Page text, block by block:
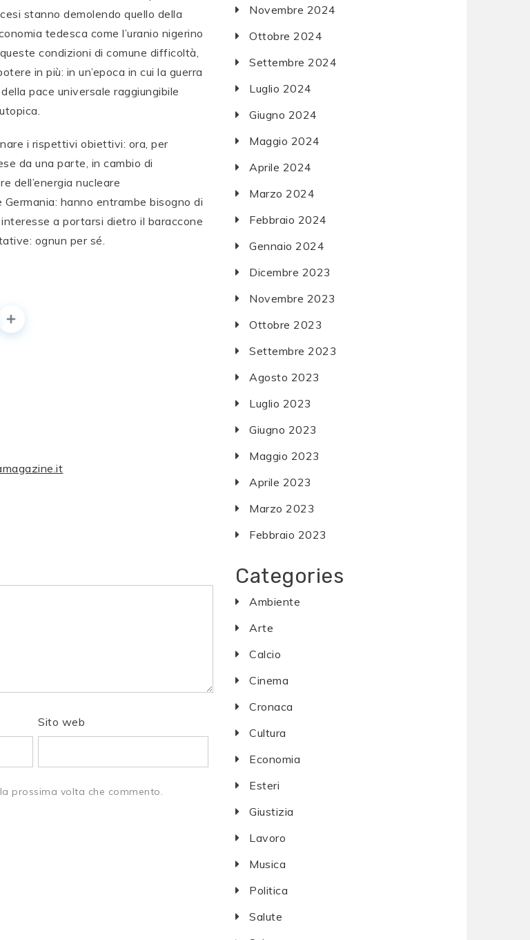
stanno demolendo quello della
tedesca come l’uranio nigerino
condizioni di comune difficoltà,
in più: in un’epoca in cui la guerra
pace universale raggiungibile
i rispettivi obiettivi: ora, per
da una parte, in cambio di
dell’energia nucleare
hanno entrambe bisogno di
a portarsi dietro il baraccone
ognun per sé.
Sito web
prossima volta che commento.
Novembre 2024
Ottobre 2024
Settembre 2024
Luglio 2024
Giugno 2024
Maggio 2024
Aprile 2024
Marzo 2024
Febbraio 2024
Gennaio 2024
Dicembre 2023
Novembre 2023
Ottobre 2023
Settembre 2023
Agosto 2023
Luglio 2023
Giugno 2023
Maggio 2023
Aprile 2023
Marzo 2023
Febbraio 2023
Categories
Ambiente
Arte
Calcio
Cinema
Cronaca
Cultura
Economia
Esteri
Giustizia
Lavoro
Musica
Politica
Salute